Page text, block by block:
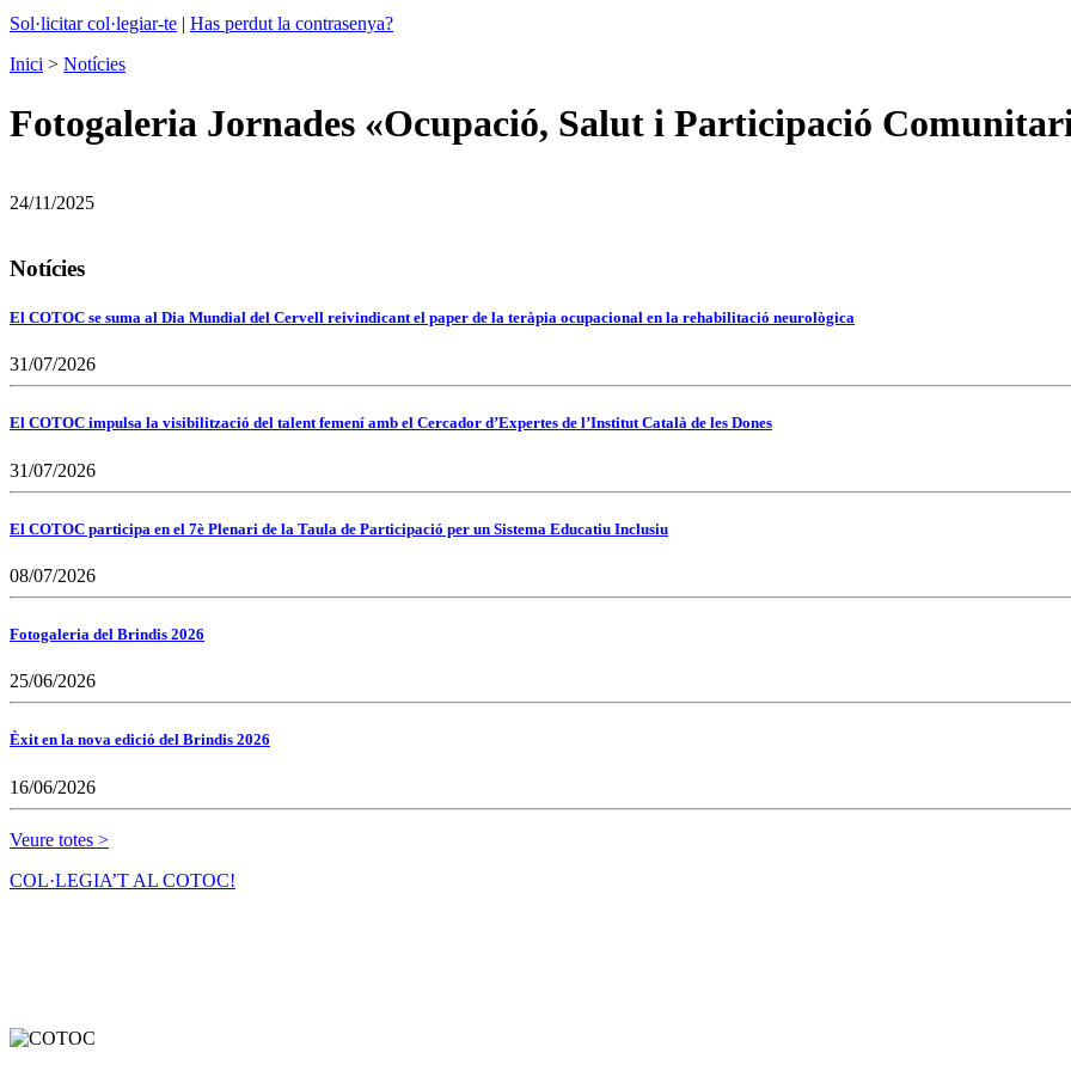
Sol·licitar col·legiar-te | Has perdut la contrasenya?
Inici > Notícies
Fotogaleria Jornades «Ocupació, Salut i Participació
24/11/2025
Notícies
El COTOC se suma al Dia Mundial del Cervell reivindicant el paper de la teràpia ocupacional en la rehabilitació neurològica
31/07/2026
El COTOC impulsa la visibilització del talent femení amb el Cercador d’Expertes de l’Institut Català de les Dones
31/07/2026
El COTOC participa en el 7è Plenari de la Taula de Participació per un Sistema Educatiu Inclusiu
08/07/2026
Fotogaleria del Brindis 2026
25/06/2026
Èxit en la nova edició del Brindis 2026
16/06/2026
Veure totes >
COL·LEGIA’T AL COTOC!